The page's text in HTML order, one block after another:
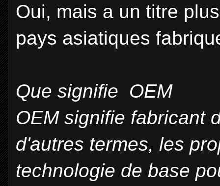
Oui, mais a un titre
pays asiatiques
Que signifie OEM
OEM signifie fabricant
d'autres termes, les
technologie de base